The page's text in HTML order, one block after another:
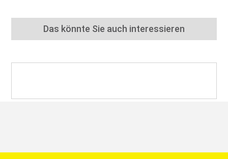
Das könnte Sie auch interessieren